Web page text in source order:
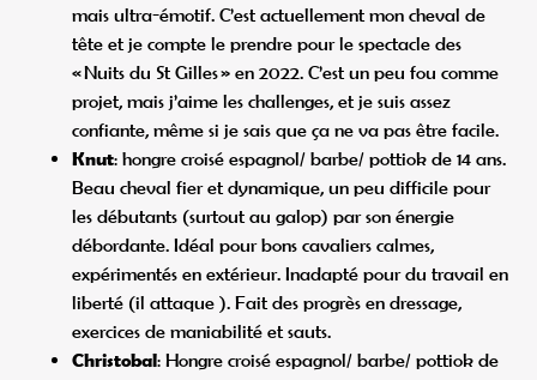
mais ultra-émotif. C’est actuellement mon cheval de
tête et je compte le prendre pour le spectacle des
« Nuits du St Gilles » en 2022. C’est un peu fou comme
projet, mais j’aime les challenges, et je suis assez
confiante, même si je sais que ça ne va pas être facile.
Knut: hongre croisé espagnol/ barbe/ pottiok de 14 ans.
Beau cheval fier et dynamique, un peu difficile pour
les débutants (surtout au galop) par son énergie
débordante. Idéal pour bons cavaliers calmes,
expérimentés en extérieur. Inadapté pour du travail en
liberté (il attaque ). Fait des progrès en dressage,
exercices de maniabilité et sauts.
Christobal: Hongre croisé espagnol/ barbe/ pottiok de